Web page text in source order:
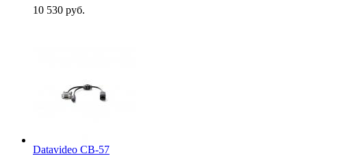
10 530 руб.
Datavideo CB-57